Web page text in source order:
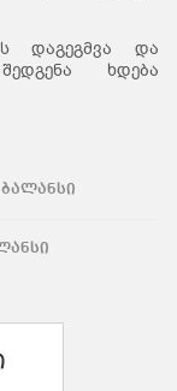
დაგეგმვა და
ხდება